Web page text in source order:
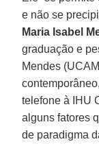
e não se
Maria Isabel
graduação e
Mendes
telefone à IHU
alguns fatores
de paradigma